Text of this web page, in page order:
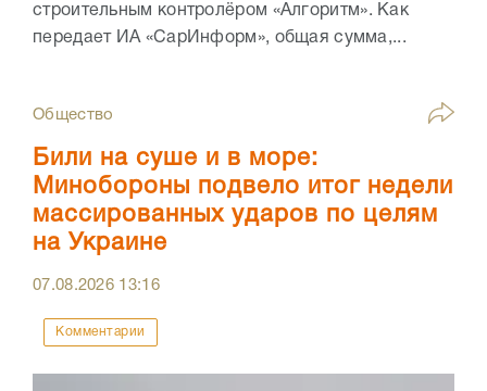
строительным контролёром «Алгоритм». Как
передает ИА «СарИнформ», общая сумма,...
Общество
Били на суше и в море:
Минобороны подвело итог недели
массированных ударов по целям
на Украине
07.08.2026 13:16
Комментарии